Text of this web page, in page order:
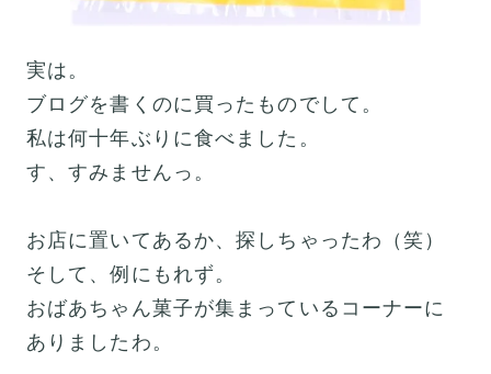
実は。
ブログを書くのに買ったものでして。
私は何十年ぶりに食べました。
す、すみませんっ。
お店に置いてあるか、探しちゃったわ（笑）
そして、例にもれず。
おばあちゃん菓子が集まっているコーナーに
ありましたわ。